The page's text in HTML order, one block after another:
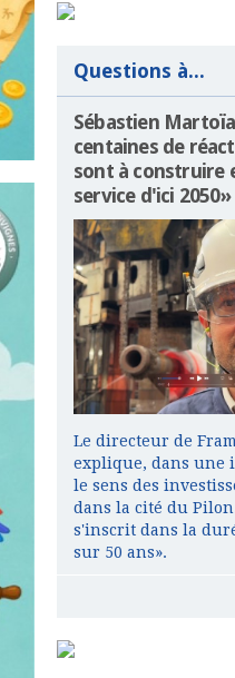
Questions à...
Sébastien
centaines de
sont à construire
service d'ici 2050»
Le directeur de
explique, dans une
le sens des
dans la cité du
s'inscrit dans la
sur 50 ans».